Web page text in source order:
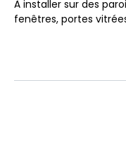
À installer sur des
fenêtres, portes